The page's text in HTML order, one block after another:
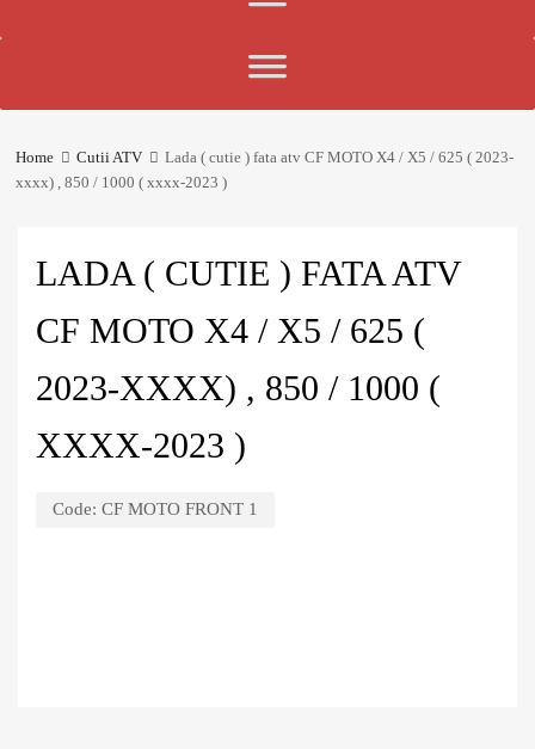
Home Cutii ATV
Lada ( cutie ) fata atv CF MOTO X4 / X5 / 625 ( 2023-
xxxx) , 850 / 1000 ( xxxx-2023 )
LADA ( CUTIE ) FATA ATV
CF MOTO X4 / X5 / 625 (
2023-XXXX) , 850 / 1000 (
XXXX-2023 )
Code: CF MOTO FRONT 1